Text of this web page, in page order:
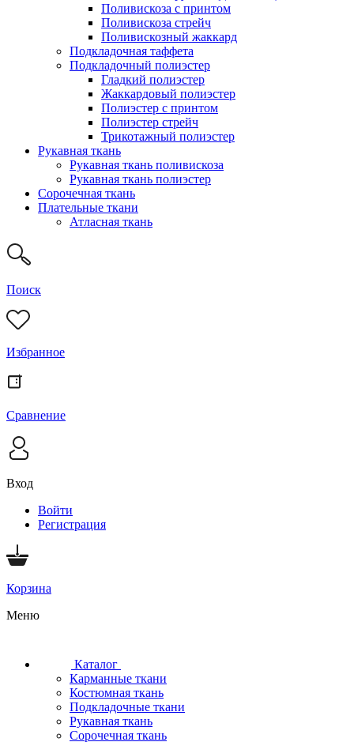
Поливискоза с принтом
Поливискоза стрейч
Поливискозный жаккард
Подкладочная таффета
Подкладочный полиэстер
Гладкий полиэстер
Жаккардовый полиэстер
Полиэстер с принтом
Полиэстер стрейч
Трикотажный полиэстер
Рукавная ткань
Рукавная ткань поливискоза
Рукавная ткань полиэстер
Сорочечная ткань
Плательные ткани
Атласная ткань
Поиск
Избранное
Сравнение
Вход
Войти
Регистрация
Корзина
Меню
Каталог
Карманные ткани
Костюмная ткань
Подкладочные ткани
Рукавная ткань
Сорочечная ткань